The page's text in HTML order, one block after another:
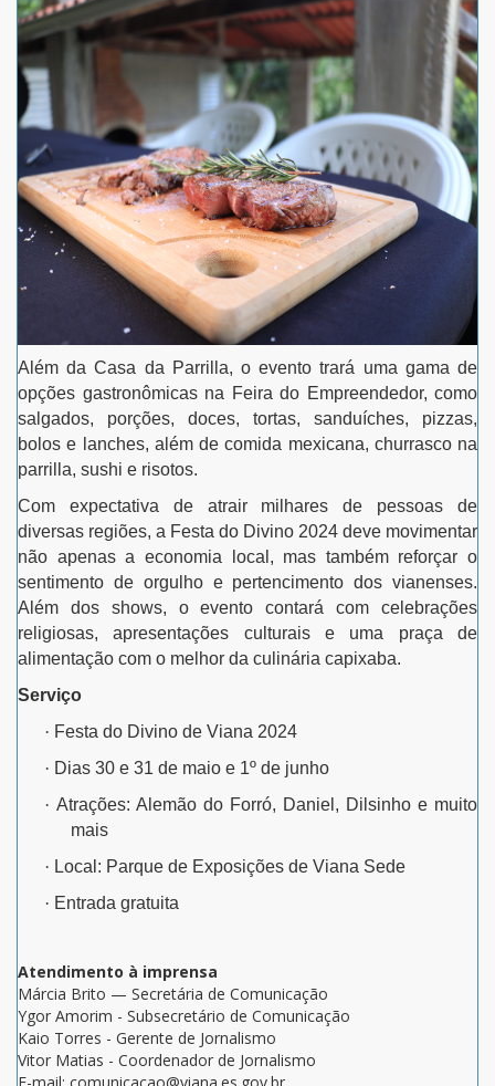
Além da Casa da Parrilla, o evento trará uma gama de
opções gastronômicas na Feira do Empreendedor, como
salgados, porções, doces, tortas, sanduíches, pizzas,
bolos e lanches, além de comida mexicana, churrasco na
parrilla, sushi e risotos.
Com expectativa de atrair milhares de pessoas de
diversas regiões, a Festa do Divino 2024 deve movimentar
não apenas a economia local, mas também reforçar o
sentimento de orgulho e pertencimento dos vianenses.
Além dos shows, o evento contará com celebrações
religiosas, apresentações culturais e uma praça de
alimentação com o melhor da culinária capixaba.
Serviço
· Festa do Divino de Viana 2024
· Dias 30 e 31 de maio e 1º de junho
· Atrações: Alemão do Forró, Daniel, Dilsinho e muito
mais
· Local: Parque de Exposições de Viana Sede
· Entrada gratuita
Atendimento à imprensa
Márcia Brito — Secretária de Comunicação
Ygor Amorim - Subsecretário de Comunicação
Kaio Torres - Gerente de Jornalismo
Vitor Matias - Coordenador de Jornalismo
E-mail: comunicacao@viana.es.gov.br